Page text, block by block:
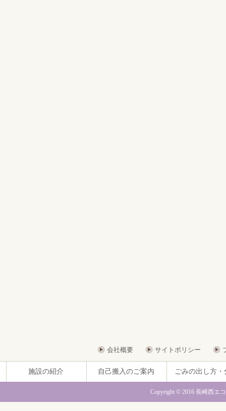
会社概要 サイトポリシー
施設の紹介 自己搬入のご案内 ごみの出し方・
Copyright © 2016 長崎西エ